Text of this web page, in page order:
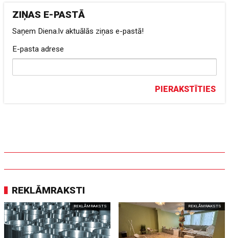
ZIŅAS E-PASTĀ
Saņem Diena.lv aktuālās ziņas e-pastā!
E-pasta adrese
PIERAKSTĪTIES
REKLĀMRAKSTI
REKLĀMRAKSTS REKLĀMRAKSTS